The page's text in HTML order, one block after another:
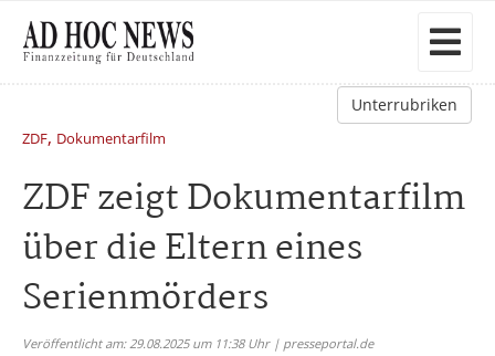
Unterrubriken
ZDF, Dokumentarfilm
ZDF zeigt Dokumentarfilm
über die Eltern eines
Serienmörders
Veröffentlicht am: 29.08.2025 um 11:38 Uhr | presseportal.de